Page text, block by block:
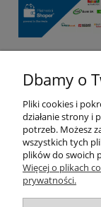
Dbamy o
Pliki cookies i
działanie strony i
potrzeb. Możesz
wszystkich tych
plików do swoich
Więcej o plikach
prywatności.